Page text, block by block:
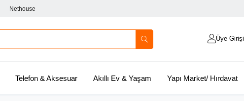
Nethouse
Üye Girişi
Telefon & Aksesuar Akıllı Ev & Yaşam Yapı Market/ Hırdavat